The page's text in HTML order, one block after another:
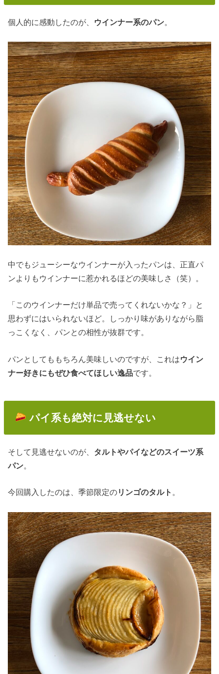
個人的に感動したのが、 ウインナー系のパン。
中でもジューシーなウインナーが入ったパンは、正直パ
ンよりもウインナーに惹かれるほどの美味しさ（笑）。
「このウインナーだけ単品で売ってくれないかな？」と
思わずにはいられないほど。しっかり味がありながら脂
っこくなく、パンとの相性が抜群です。
パンとしてももちろん美味しいのですが、これはウイン
ナー好きにもぜひ食べてほしい逸品です。
パイ系も絶対に見逃せない
そして見逃せないのが、 タルトやパイなどのスイーツ系
パン。
今回購入したのは、季節限定のリンゴのタルト 。